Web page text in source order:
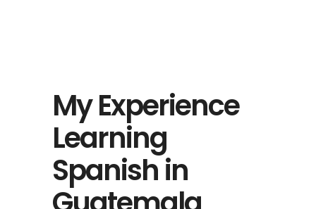
My Experience
Learning
Spanish in